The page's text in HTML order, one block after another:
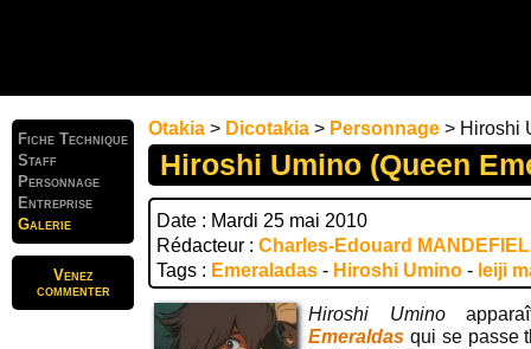
Fiche Technique
Staff
Personnage
Entreprise
Galerie
Venez
commenter
Otakia > Dicotakia > Personnage > Hiroshi
Hiroshi Umino (Queen
Date : Mardi 25 mai 2010
Rédacteur : Charles-Edouard
Tags : Emeraladas - Hiroshi Umino - leiji
Hiroshi Umino
Emeraldas qui se passe